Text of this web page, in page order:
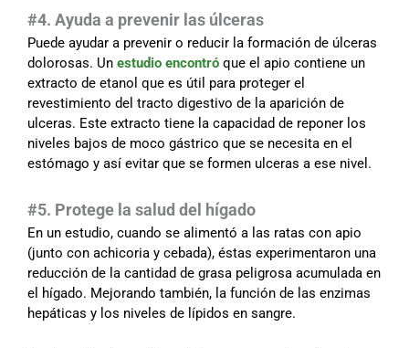
#4. Ayuda a prevenir las úlceras
Puede ayudar a prevenir o reducir la formación de úlceras
dolorosas. Un estudio encontró que el apio contiene un
extracto de etanol que es útil para proteger el
revestimiento del tracto digestivo de la aparición de
ulceras. Este extracto tiene la capacidad de reponer los
niveles bajos de moco gástrico que se necesita en el
estómago y así evitar que se formen ulceras a ese nivel.
#5. Protege la salud del hígado
En un estudio, cuando se alimentó a las ratas con apio
(junto con achicoria y cebada), éstas experimentaron una
reducción de la cantidad de grasa peligrosa acumulada en
el hígado. Mejorando también, la función de las enzimas
hepáticas y los niveles de lípidos en sangre.